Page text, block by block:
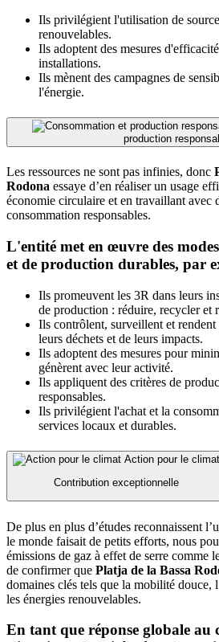
Ils privilégient l'utilisation de
renouvelables.
Ils adoptent des mesures
installations.
Ils mènent des campagnes de
l'énergie.
production
Les ressources ne sont pas infinies, donc
Rodona essaye d’en réaliser un usage
économie circulaire et en travaillant avec
consommation responsables.
L'entité met en œuvre des
et de production durables, par
Ils promeuvent les 3R dans leurs
de production : réduire, recycler et
Ils contrôlent, surveillent et
leurs déchets et de leurs impacts.
Ils adoptent des mesures pour
génèrent avec leur activité.
Ils appliquent des critères de
responsables.
Ils privilégient l'achat et la
services locaux et durables.
Action pour le climat
Contribution exceptionnelle
De plus en plus d’études reconnaissent
le monde faisait de petits efforts, nous
émissions de gaz à effet de serre comme
de confirmer que Platja de la Bassa
domaines clés tels que la mobilité douce,
les énergies renouvelables.
En tant que réponse globale au